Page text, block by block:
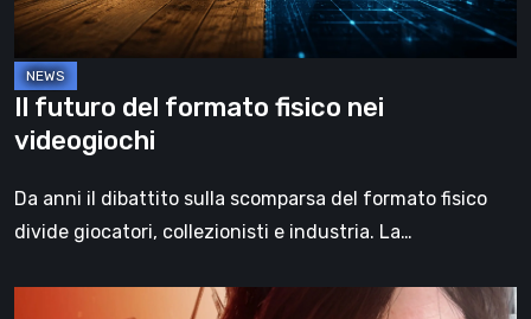
Il futuro del formato fisico nei
videogiochi
Da anni il dibattito sulla scomparsa del formato fisico
divide giocatori, collezionisti e industria. La…